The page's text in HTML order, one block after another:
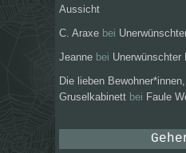
Aussicht
C. Araxe bei
Jeanne bei Unerwünschter
Die lieben
Gruselkabinett bei Faule